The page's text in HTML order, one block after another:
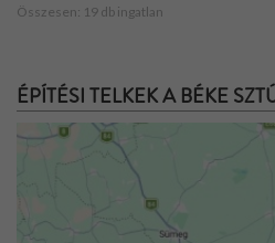
Összesen: 19 db ingatlan
ÉPÍTÉSI TELKEK A BÉKE